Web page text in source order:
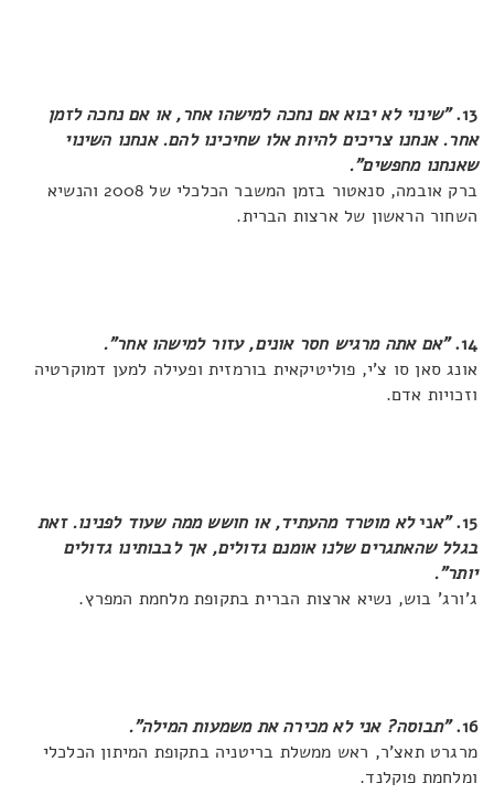
13. "שינוי לא יבוא אם נחכה למישהו אחר, או אם נחכה לזמן
אחר. אנחנו צריכים להיות אלו שחיכינו להם. אנחנו השינוי
שאנחנו מחפשים".
ברק אובמה, סנאטור בזמן המשבר הכלכלי של 2008 והנשיא
השחור הראשון של ארצות הברית.
14. "אם אתה מרגיש חסר אונים, עזור למישהו אחר".
אונג סאן סו צ'י, פוליטיקאית בורמזית ופעילה למען דמוקרטיה
וזכויות אדם.
15. "אנילא מוטרד מהעתיד, או חושש ממה שעוד לפנינו. זאת
בגלל שהאתגרים שלנו אומנם גדולים, אך לבבותינו גדולים
יותר".
ג'ורג' בוש, נשיא ארצות הברית בתקופת מלחמת המפרץ.
16. "תבוסה? אני לא מכירה את משמעות המילה".
מרגרט תאצ'ר, ראש ממשלת בריטניה בתקופת המיתון הכלכלי
ומלחמת פוקלנד.